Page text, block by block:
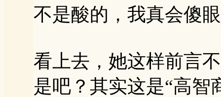
不是酸的，我真会傻
看上去，她这样前言
是吧？其实这是“高智